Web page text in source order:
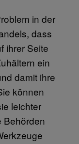
in der
dass
ihrer Seite
ein
damit ihre
können
leichter
Behörden